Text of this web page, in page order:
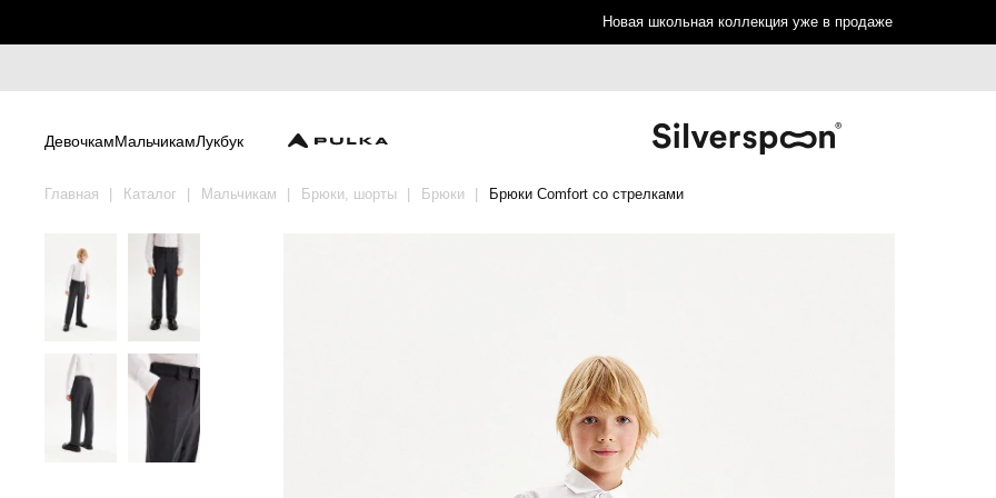
Новая школьная коллекция уже в продаже
ДевочкамМальчикамЛукбук
Главная Каталог Мальчикам Брюки, шорты Брюки Брюки Comfort со стрелками